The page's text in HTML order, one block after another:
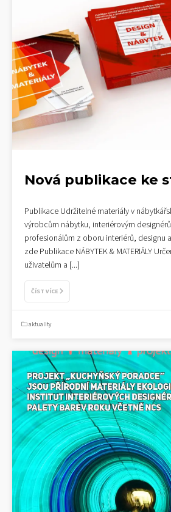
Nová publikace ke
Publikace Udržitelné materiály v
výrobcům nábytku, interiérovým
profesionálům z oboru interiérů, designu
zde Publikace NÁBYTEK & MATERIÁLY
uživatelům a [...]
ČÍST VÍCE
aktuality